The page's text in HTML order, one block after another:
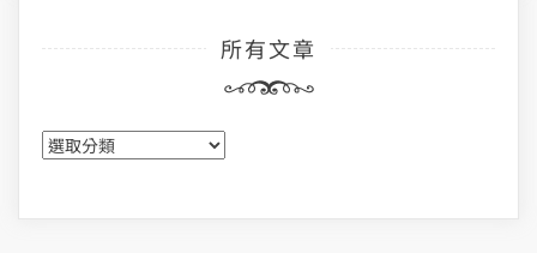
所有文章
所
有
章